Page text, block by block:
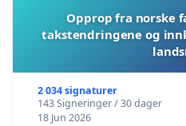
Opprop fra norske
takstendringene og
2 034 signaturer
143 Signeringer / 30 dager
18 Jun 2026